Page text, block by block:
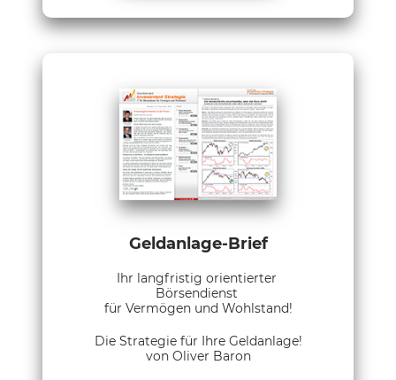
Geldanlage-Brief
Ihr langfristig orientierter
Börsendienst
für Vermögen und Wohlstand!
Die Strategie für Ihre Geldanlage!
von Oliver Baron